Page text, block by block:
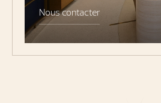
Nous contacter